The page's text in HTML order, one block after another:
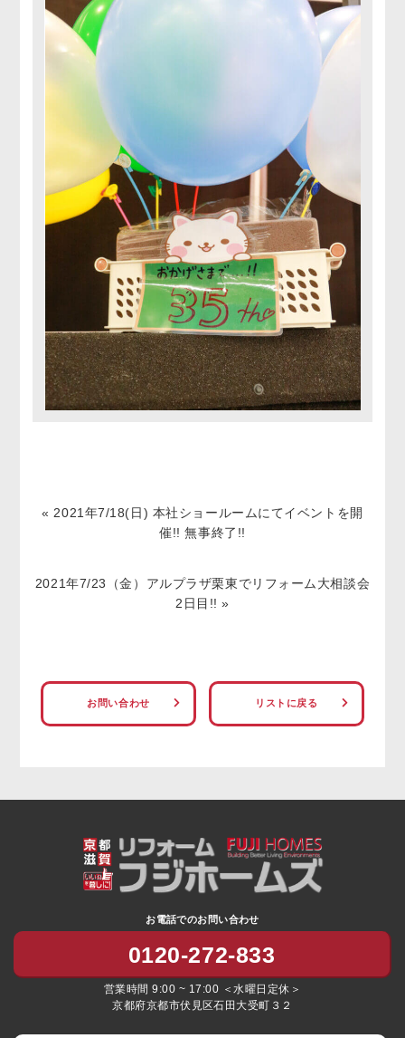
« 2021年7/18(日) 本社ショールームにてイベントを開
催!! 無事終了!!
2021年7/23（金）アルプラザ栗東でリフォーム大相談会
2日目!! »
お問い合わせ リストに戻る
お電話でのお問い合わせ
0120-272-833
営業時間 9:00 ~ 17:00 ＜水曜日定休＞
京都府京都市伏見区石田大受町３２